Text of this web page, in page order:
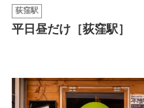
おでかけ
特集
荻窪駅
平日昼だけ［荻窪駅］